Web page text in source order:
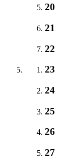
20
21
22
23
24
25
26
27